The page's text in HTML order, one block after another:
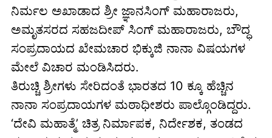
ನಿರ್ಮಲ ಅಖಾಡಾದ ಶ್ರೀ ಜ್ಞಾನಸಿಂಗ್ ಮಹಾರಾಜರು,
ಅಮೃತಸರದ ಸಹಜದೀಪ್ ಸಿಂಗ್ ಮಹಾರಾಜರು, ಬೌದ್ಧ
ಸಂಪ್ರದಾಯದ ಖೇಮಚಾರ ಭಿಕ್ಕುಜಿ ನಾನಾ ವಿಷಯಗಳ
ಮೇಲೆ ವಿಚಾರ ಮಂಡಿಸಿದರು.
ತಿರುಚ್ಚಿ ಶ್ರೀಗಳು ಸೇರಿದಂತೆ ಭಾರತದ 10 ಕ್ಕೂ ಹೆಚ್ಚಿನ
ನಾನಾ ಸಂಪ್ರದಾಯಗಳ ಮಠಾಧೀಶರು ಪಾಲ್ಗೊಂಡಿದ್ದರು.
‘ದೇವಿ ಮಹಾತ್ಮೆ’ ಚಿತ್ರ ನಿರ್ಮಾಪಕ, ನಿರ್ದೇಶಕ, ತಂಡದ